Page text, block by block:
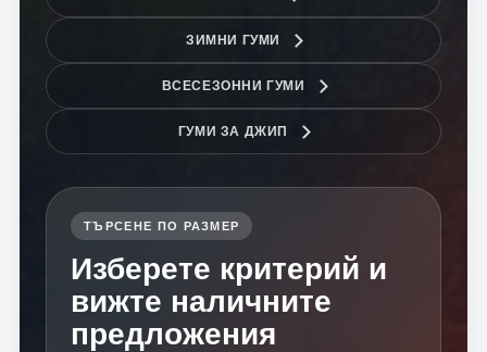
ЗИМНИ ГУМИ
ВСЕСЕЗОННИ ГУМИ
ГУМИ ЗА ДЖИП
ТЪРСЕНЕ ПО РАЗМЕР
Изберете критерий и
вижте наличните
предложения